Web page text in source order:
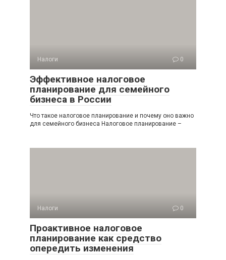
Налоги 0
Эффективное налоговое
планирование для семейного
бизнеса в России
Что такое налоговое планирование и почему оно важно
для семейного бизнеса Налоговое планирование –
Налоги 0
Проактивное налоговое
планирование как средство
опередить изменения